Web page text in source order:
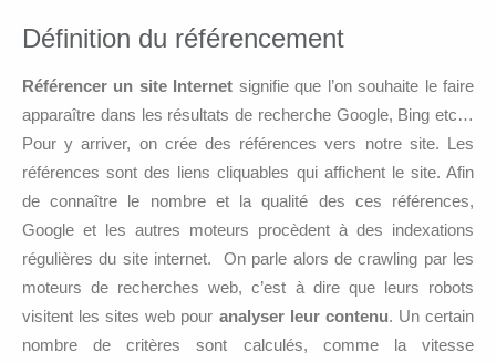
Définition du référencement
Référencer un site Internet signifie que l’on souhaite le faire
apparaître dans les résultats de recherche Google, Bing etc…
Pour y arriver, on crée des références vers notre site. Les
références sont des liens cliquables qui affichent le site. Afin
de connaître le nombre et la qualité des ces références,
Google et les autres moteurs procèdent à des indexations
régulières du site internet. On parle alors de crawling par les
moteurs de recherches web, c’est à dire que leurs robots
visitent les sites web pour analyser leur contenu. Un certain
nombre de critères sont calculés, comme la vitesse